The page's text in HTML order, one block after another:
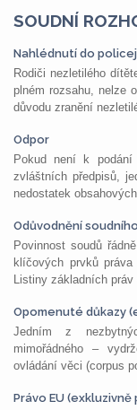
SOUDNÍ
Nahlédnutí do
Rodiči nezletilého
plném rozsahu, nelze
důvodu zranění
Odpor
Pokud není k podání
zvláštních předpisů,
nedostatek
Odůvodnění
Povinnost soudů
klíčových prvků
Listiny základních
Opomenuté důkazy
Jedním z
mimořádného –
ovládání věci (corpus
Právo EU